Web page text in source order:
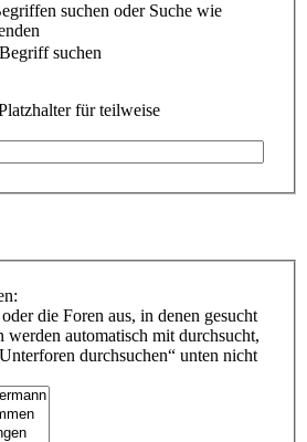
suchen oder Suche wie
suchen
für teilweise
die Foren aus, in denen gesucht
automatisch mit durchsucht,
durchsuchen“ unten nicht